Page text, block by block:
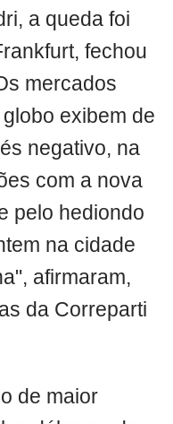
a queda foi
fechou
mercados
exibem de
negativo, na
com a nova
pelo hediondo
na cidade
afirmaram,
da Correparti
de maior